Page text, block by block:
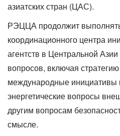
азиатских стран (ЦАС).
РЭЦЦА продолжит
координационного центра
агентств в Центральной
вопросов, включая
международные инициативы
энергетические вопросы
другим вопросам
смысле.